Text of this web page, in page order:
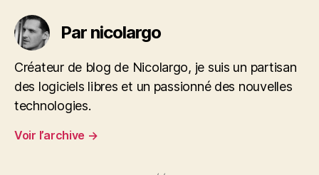
Par nicolargo
Créateur de blog de Nicolargo, je suis un partisan
des logiciels libres et un passionné des nouvelles
technologies.
Voir l’archive →